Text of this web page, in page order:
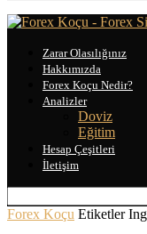
Zarar Olasılığınız
Hakkımızda
Forex Koçu Nedir?
Analizler
Doviz
Eğitim
Hesap Çeşitleri
İletişim
Forex Koçu Etiketler